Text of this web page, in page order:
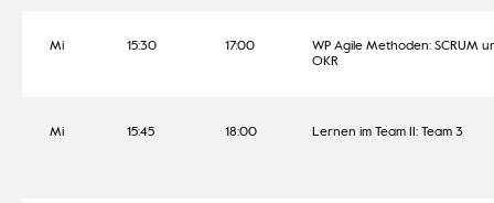
Mi 15:30 17:00
WP Agile Methoden: SCRUM
OKR
Mi 15:45 18:00 Lernen im Team II: Team 3